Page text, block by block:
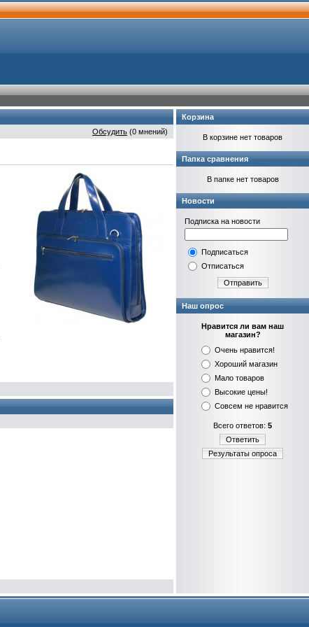
Обсудить (0 мнений)
Корзина
В корзине нет товаров
Папка сравнения
В папке нет товаров
Новости
Подписка на новости
Подписаться
Отписаться
Отправить
Наш опрос
Нравится ли вам наш
магазин?
Очень нравится!
Хороший магазин
Мало товаров
Высокие цены!
Совсем не нравится
Всего ответов: 5
Ответить
Результаты опроса